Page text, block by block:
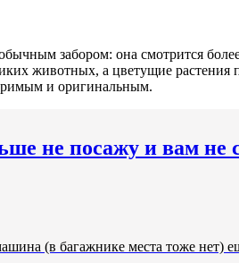
забором: она смотрится
животных, а цветущие
и оригинальным.
не посажу и вам не
(в багажнике места тоже нет)